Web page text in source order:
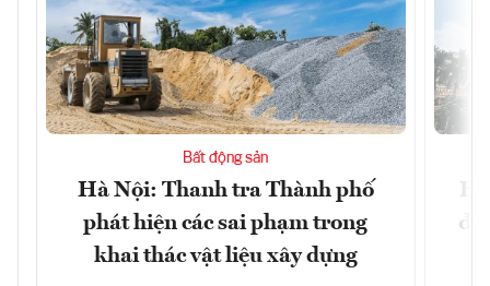
Bất động sản
Hà Nội: Thanh tra Thành phố
phát hiện các sai phạm trong
khai thác vật liệu xây dựng